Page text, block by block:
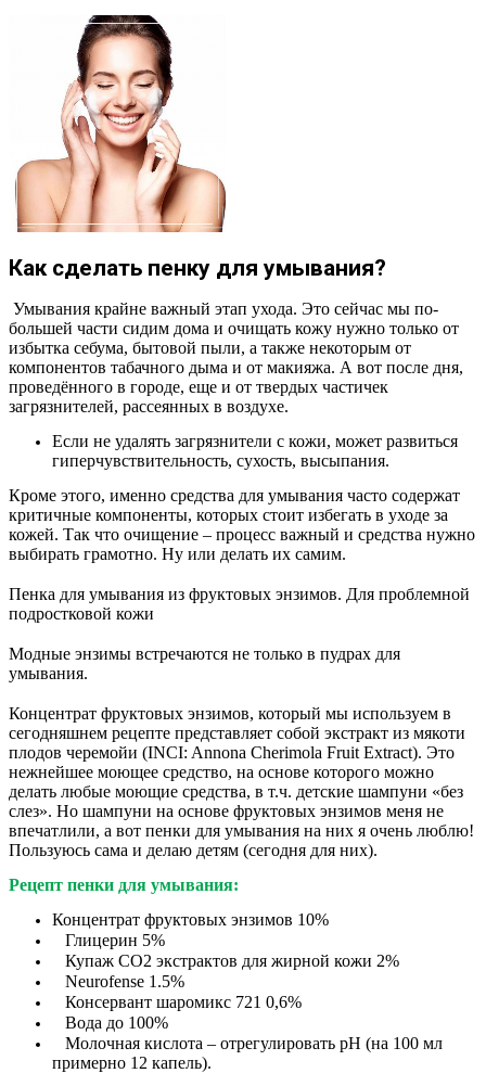
Как сделать пенку для умывания?
Умывания крайне важный этап ухода. Это сейчас мы по-
большей части сидим дома и очищать кожу нужно только от
избытка себума, бытовой пыли, а также некоторым от
компонентов табачного дыма и от макияжа. А вот после дня,
проведённого в городе, еще и от твердых частичек
загрязнителей, рассеянных в воздухе.
Если не удалять загрязнители с кожи, может развиться
гиперчувствительность, сухость, высыпания.
Кроме этого, именно средства для умывания часто содержат
критичные компоненты, которых стоит избегать в уходе за
кожей. Так что очищение – процесс важный и средства нужно
выбирать грамотно. Ну или делать их самим.
Пенка для умывания из фруктовых энзимов. Для проблемной
подростковой кожи
Модные энзимы встречаются не только в пудрах для
умывания.
Концентрат фруктовых энзимов, который мы используем в
сегодняшнем рецепте представляет собой экстракт из мякоти
плодов черемойи (INCI: Annona Cherimola Fruit Extract). Это
нежнейшее моющее средство, на основе которого можно
делать любые моющие средства, в т.ч. детские шампуни «без
слез». Но шампуни на основе фруктовых энзимов меня не
впечатлили, а вот пенки для умывания на них я очень люблю!
Пользуюсь сама и делаю детям (сегодня для них).
Рецепт пенки для умывания:
Концентрат фруктовых энзимов 10%
⠀Глицерин 5%
⠀Купаж СО2 экстрактов для жирной кожи 2%
⠀Neurofense 1.5%
⠀Консервант шаромикс 721 0,6%
⠀Вода до 100%
⠀Молочная кислота – отрегулировать рН (на 100 мл
примерно 12 капель).